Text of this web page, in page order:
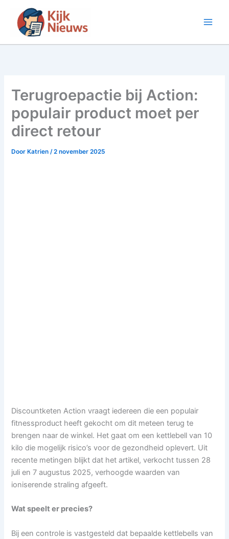
inhoud
Terugroepactie bij Action:
populair product moet per
direct retour
Door Katrien/2 november 2025
Discountketen Action vraagt iedereen die een populair
fitnessproduct heeft gekocht om dit meteen terug te
brengen naar de winkel. Het gaat om een kettlebell van 10
kilo die mogelijk risico’s voor de gezondheid oplevert. Uit
recente metingen blijkt dat het artikel, verkocht tussen 28
juli en 7 augustus 2025, verhoogde waarden van
ioniserende straling afgeeft.
Wat speelt er precies?
Bij een controle is vastgesteld dat bepaalde kettlebells van